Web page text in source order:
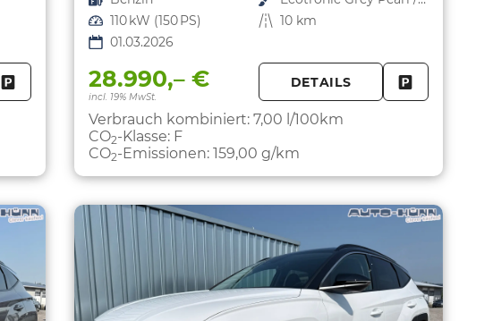
FAHRZEUG PARKEN
Leistung 110 kW (150 PS) Kilometerstand 10 km
01.03.2026
28.990,– €
incl. 19% MwSt.
DETAILS
Verbrauch kombiniert: 7,00 l/100km
CO2-Klasse: F
CO2-Emissionen: 159,00 g/km